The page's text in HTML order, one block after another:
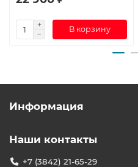
В корзину
Информация
Наши контакты
+7 (3842) 21-65-29